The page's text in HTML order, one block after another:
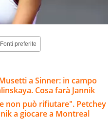
Fonti preferite
a Sinner: in campo
Cosa farà Jannik
non può rifiutare". Petchey
a giocare a Montreal